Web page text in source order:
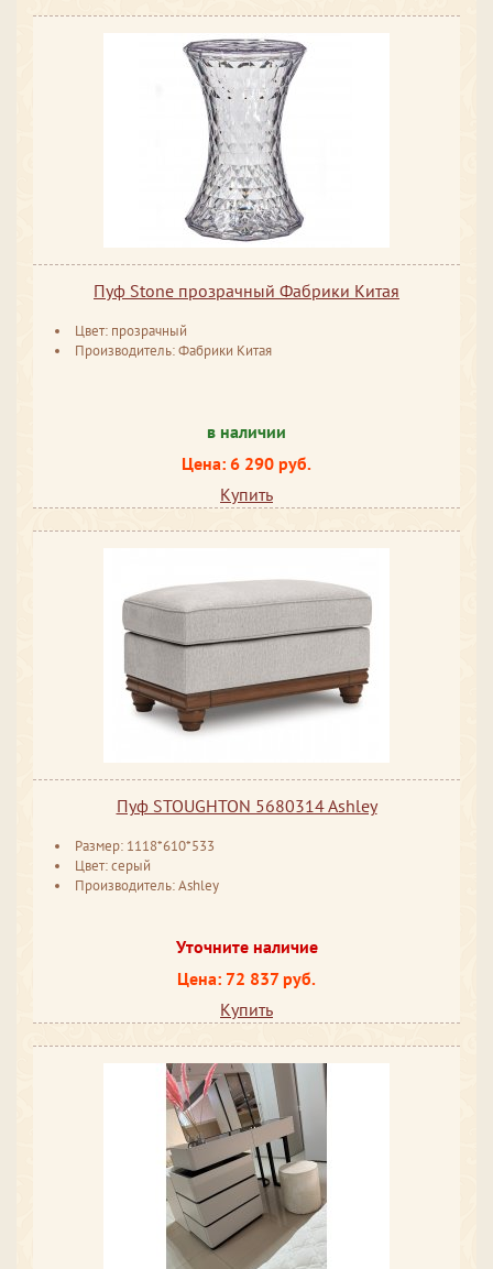
Пуф Stone прозрачный Фабрики Китая
Цвет: прозрачный
Производитель: Фабрики Китая
в наличии
Цена: 6 290 руб.
Купить
Пуф STOUGHTON 5680314 Ashley
Размер: 1118*610*533
Цвет: серый
Производитель: Ashley
Уточните наличие
Цена: 72 837 руб.
Купить